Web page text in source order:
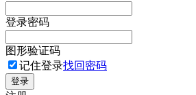
登录密码
图形验证码
记住登录找回密码
登录